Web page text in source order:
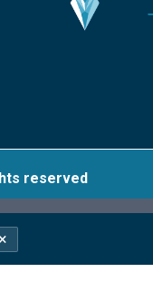
reserved.
×